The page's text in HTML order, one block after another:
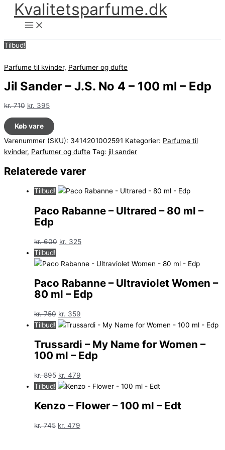
Kvalitetsparfume.dk
Tilbud!
Parfume til kvinder, Parfumer og dufte
Jil Sander – J.S. No 4 – 100 ml – Edp
kr.710 Den
oprindelige
pris
var:
kr. 710.
kr. 395Den
pris
er:
kr. 395.
Køb vare
Varenummer (SKU): 3414201002591 Kategorier: Parfume til
kvinder, Parfumer og dufte Tag: jil sander
Relaterede varer
Tilbud!
Paco Rabanne – Ultrared – 80 ml –
Edp
kr.600 Den
pris
kr. 600.
kr. 325Den
pris
kr. 325.
Tilbud!
Paco Rabanne – Ultraviolet Women –
80 ml – Edp
kr.750 Den
oprindelige
var:
kr. 750.
kr. 359
aktuelle
er:
kr. 359.
Tilbud!
Trussardi – My Name for Women –
100 ml – Edp
kr.895 Den
oprindelige
var:
kr. 479
aktuelle
er:
Tilbud!
Kenzo – Flower – 100 ml – Edt
kr.745 Den
kr. 479